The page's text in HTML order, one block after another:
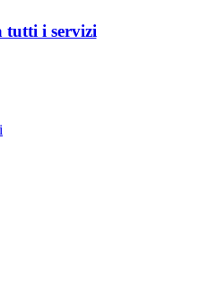
tutti i servizi